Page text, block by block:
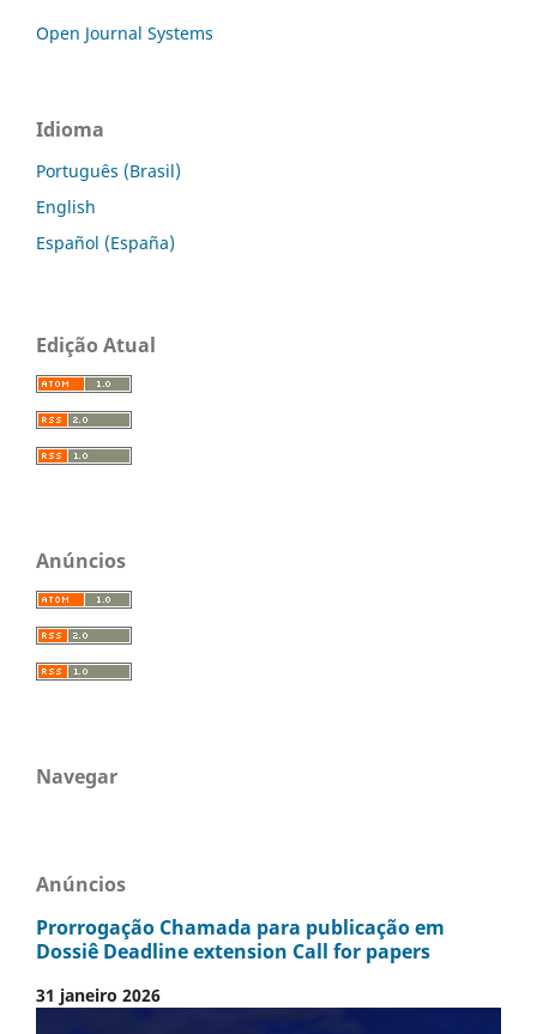
Open Journal Systems
Idioma
Português (Brasil)
English
Español (España)
Edição Atual
Anúncios
Navegar
Anúncios
Prorrogação Chamada para publicação em
Dossiê Deadline extension Call for papers
31 janeiro 2026